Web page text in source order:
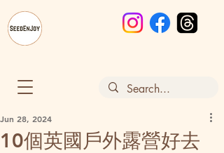
10個英國戶外露營好去
Jun 28, 2024